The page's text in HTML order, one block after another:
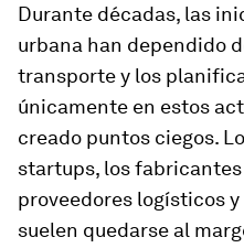
Durante décadas, las
urbana han dependido
transporte y los
únicamente en estos
creado puntos ciegos.
startups, los
proveedores logísticos
suelen quedarse al